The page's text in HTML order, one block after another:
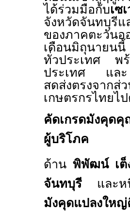
ได้ร่วมมือกับเซ
จังหวัดจันทบุรี
ของภาคตะวัน
เดือนมิถุนายน
ทั่วประเทศ พร้
ประเทศ
และ
สดส่งตรงจาก
เกษตรกรไทยไ
คัดเกรดมังคุด
ผู้บริโภค
ด้าน พิพัฒน์ เต็
จันทบุรี และห
มังคุดแปลงให